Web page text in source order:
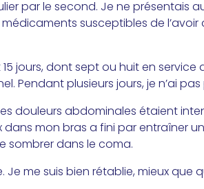
par le second. Je ne présentais
susceptibles de l’avoir
jours, dont sept ou huit en
Pendant plusieurs jours, je n’ai
douleurs abdominales étaient
mon bras a fini par entraîner
sombrer dans le coma.
Je me suis bien rétablie, mieux